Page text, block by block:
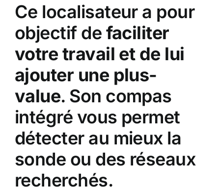
Ce localisateur a pour
objectif de faciliter
votre travail et de lui
ajouter une plus-
value. Son compas
intégré vous permet
détecter au mieux la
sonde ou des réseaux
recherchés.